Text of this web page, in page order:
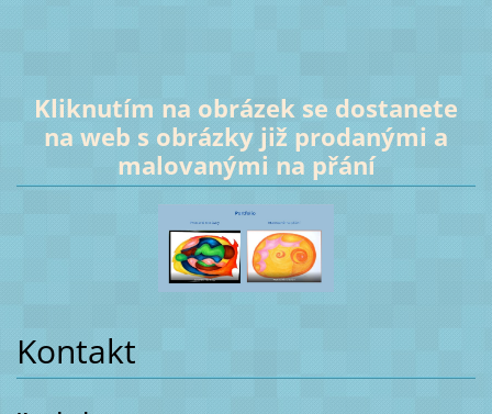
Kliknutím na obrázek se dostanete
na web s obrázky již prodanými a
malovanými na přání
Kontakt